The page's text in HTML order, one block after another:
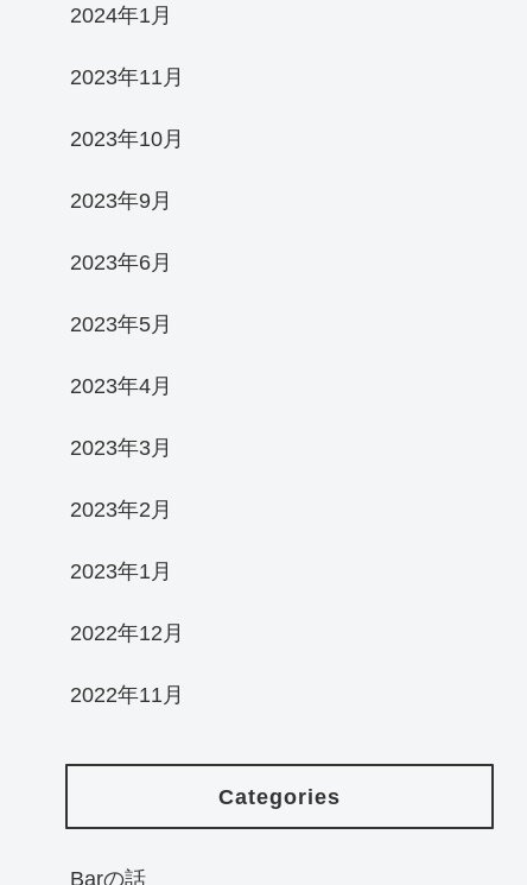
2024年1月
2023年11月
2023年10月
2023年9月
2023年6月
2023年5月
2023年4月
2023年3月
2023年2月
2023年1月
2022年12月
2022年11月
Categories
Barの話